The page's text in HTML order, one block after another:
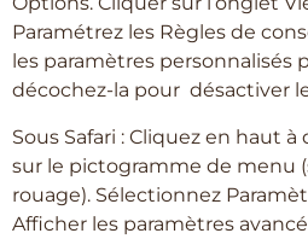
Paramétrez les Règles de
les paramètres personnalisés
décochez-la pour désactiver
Sous Safari : Cliquez en haut
sur le pictogramme de menu
rouage). Sélectionnez
Afficher les paramètres